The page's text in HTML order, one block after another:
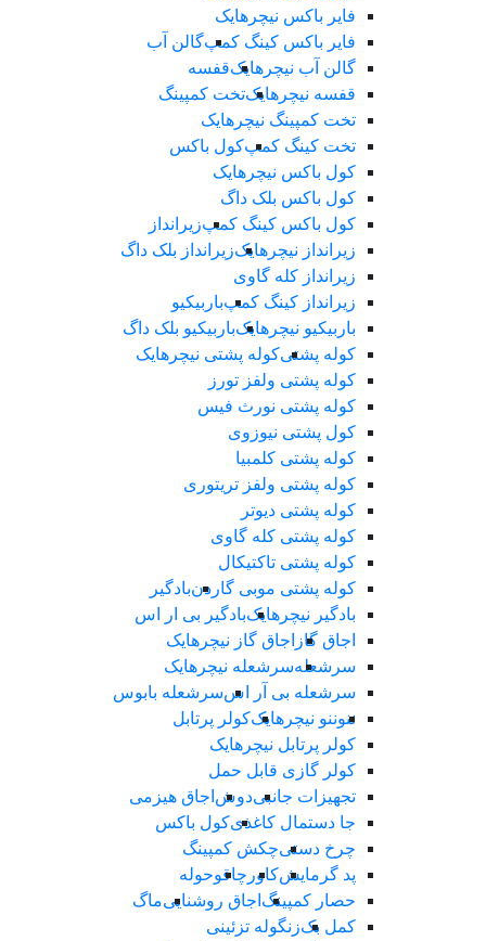
فایر باکس نیچرهایک
فایر باکس کینگ کمپگالن آب
گالن آب نیچرهایکقفسه
قفسه نیچرهایکتخت کمپینگ
تخت کمپینگ نیچرهایک
تخت کینگ کمپکول باکس
کول باکس نیچرهایک
کول باکس بلک داگ
کول باکس کینگ کمپزیرانداز
زیرانداز نیچرهایکزیرانداز بلک داگ
زیرانداز کله گاوی
زیرانداز کینگ کمپباربیکیو
باربیکیو نیچرهایکباربیکیو بلک داگ
کوله پشتیکوله پشتی نیچرهایک
کوله پشتی ولفز تورز
کوله پشتی نورث فیس
کول پشتی نیوزوی
کوله پشتی کلمبیا
کوله پشتی ولفز تریتوری
کوله پشتی دیوتر
کوله پشتی کله گاوی
کوله پشتی تاکتیکال
کوله پشتی موبی گاردنبادگیر
بادگیر نیچرهایکبادگیر بی ار اس
اجاق گاز اجاق گاز نیچرهایک
سرشعلهسرشعله نیچرهایک
سرشعله بی آر اسسرشعله بابوس
ننوننو نیچرهایککولر پرتابل
کولر پرتابل نیچرهایک
کولر گازی قابل حمل
تجهیزات جانبیدوش اجاق هیزمی
جا دستمال کاغذیکول باکس
چرخ دستیچکش کمپینگ
پد گرمایشکاور چاقوحوله
حصار کمپینگ اجاق روشناییماگ
کمل بکزنگوله تزئینی